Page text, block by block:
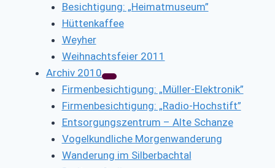
Besichtigung: „Heimatmuseum”
Hüttenkaffee
Weyher
Weihnachtsfeier 2011
Archiv 2010
Firmenbesichtigung: „Müller-Elektronik”
Firmenbesichtigung: „Radio-Hochstift”
Entsorgungszentrum – Alte Schanze
Vogelkundliche Morgenwanderung
Wanderung im Silberbachtal